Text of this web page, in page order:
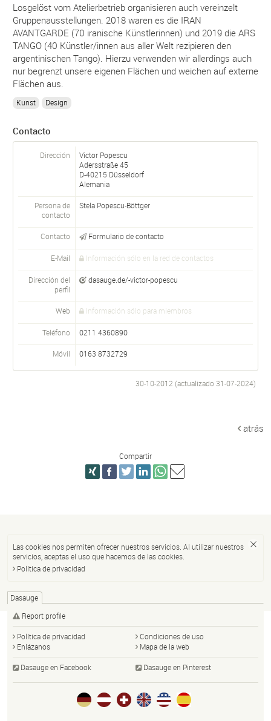
Losgelöst vom Atelierbetrieb organisieren auch vereinzelt
Gruppenausstellungen. 2018 waren es die IRAN
AVANTGARDE (70 iranische Künstlerinnen) und 2019 die ARS
TANGO (40 Künstler/innen aus aller Welt rezipieren den
argentinischen Tango). Hierzu verwenden wir allerdings auch
nur begrenzt unsere eigenen Flächen und weichen auf externe
Flächen aus.
Kunst Design
Contacto
Dirección
Victor Popescu
Adersstraße 45
D-40215 Düsseldorf
Alemania
Persona de
contacto
Stela Popescu-Böttger
Contacto Formulario de contacto
E-Mail Información sólo en la red de contactos
Dirección del
perfil
dasauge.de/-victor-popescu
Web Información sólo para miembros
Teléfono 0211 4360890
Móvil 0163 8732729
30-10-2012 (actualizado 31-07-2024)
atrás
Compartir
Las cookies nos permiten ofrecer nuestros servicios. Al utilizar nuestros
servicios, aceptas el uso que hacemos de las cookies.
Política de privacidad
Dasauge
Report profile
Política de privacidad
Condiciones de uso
Enlázanos
Mapa de la web
Dasauge en Facebook Dasauge en Pinterest